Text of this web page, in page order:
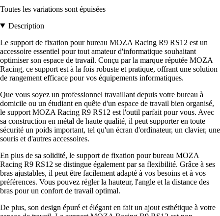
Toutes les variations sont épuisées
Description
Le support de fixation pour bureau MOZA Racing R9 RS12 est un
accessoire essentiel pour tout amateur d'informatique souhaitant
optimiser son espace de travail. Conçu par la marque réputée MOZA
Racing, ce support est à la fois robuste et pratique, offrant une solution
de rangement efficace pour vos équipements informatiques.
Que vous soyez un professionnel travaillant depuis votre bureau à
domicile ou un étudiant en quête d'un espace de travail bien organisé,
le support MOZA Racing R9 RS12 est l'outil parfait pour vous. Avec
sa construction en métal de haute qualité, il peut supporter en toute
sécurité un poids important, tel qu'un écran d'ordinateur, un clavier, une
souris et d'autres accessoires.
En plus de sa solidité, le support de fixation pour bureau MOZA
Racing R9 RS12 se distingue également par sa flexibilité. Grâce à ses
bras ajustables, il peut être facilement adapté à vos besoins et à vos
préférences. Vous pouvez régler la hauteur, l'angle et la distance des
bras pour un confort de travail optimal.
De plus, son design épuré et élégant en fait un ajout esthétique à votre